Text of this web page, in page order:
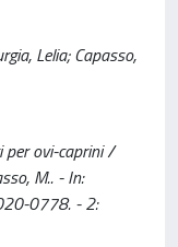
Lelia; Capasso,
per ovi-caprini /
M.. - In:
0778. - 2: